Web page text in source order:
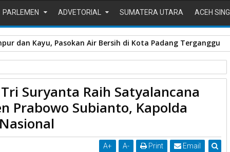
PARLEMEN ADVETORIAL SUMATERA UTARA ACEH
dan Kayu, Pasokan Air Bersih di Kota Padang Terganggu
Wira Karya dari Presiden Prabowo Subianto, Kapolda Sumbar
Suryanta Raih Satyalancana
Prabowo Subianto, Kapolda
A+ A- Print Email